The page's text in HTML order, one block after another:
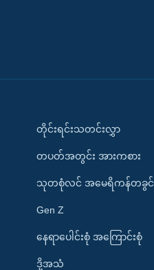
တိုင်းရင်းသတင်းလွှာ
တပတ်အတွင်း အားကစား
သုတစုံလင် အမေရိကန်တခွင်
Gen Z
နေရာပေါင်းစုံ အကြောင်းစုံ
ဒို့အသံ